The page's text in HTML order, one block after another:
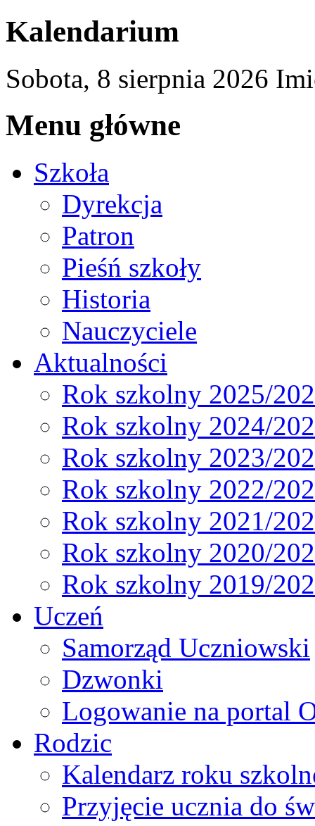
Kalendarium
Sobota, 8 sierpnia 2026
Menu główne
Szkoła
Dyrekcja
Patron
Pieśń szkoły
Historia
Nauczyciele
Aktualności
Rok szkolny 2025/
Rok szkolny 2024/
Rok szkolny 2023/
Rok szkolny 2022/
Rok szkolny 2021/
Rok szkolny 2020/
Rok szkolny 2019/
Uczeń
Samorząd Uczniowski
Dzwonki
Logowanie na portal
Rodzic
Kalendarz roku
Przyjęcie ucznia do